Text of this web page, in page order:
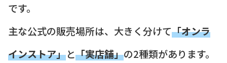
です。
主な公式の販売場所は、大きく分けて「オンラ
インストア」と「実店舗」の2種類があります。